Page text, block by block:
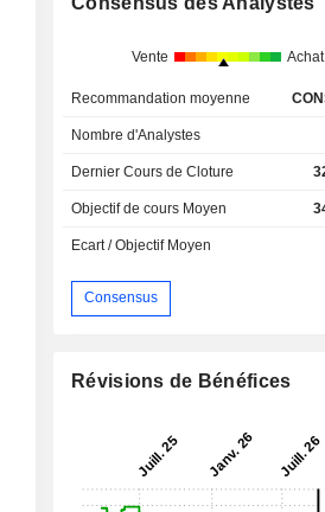
Vente Achat
Recommandation moyenne
Nombre d'Analystes
Dernier Cours de Cloture
Objectif de cours Moyen
Ecart / Objectif Moyen
Consensus
Révisions de Bénéfices